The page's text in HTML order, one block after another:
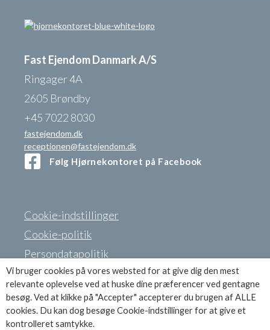
Fast Ejendom Danmark A/S
Ringager 4A
2605 Brøndby
+45 7022 8030
fastejendom.dk
receptionen@fastejendom.dk
Følg Hjørnekontoret på Facebook
Cookie-indstillinger
Cookie-politik
Persondatapolitik
Se brochuren
Vi bruger cookies på vores websted for at give dig den mest
relevante oplevelse ved at huske dine præferencer ved gentagne
besøg. Ved at klikke på "Accepter" accepterer du brugen af ALLE
cookies. Du kan dog besøge Cookie-indstillinger for at give et
kontrolleret samtykke.